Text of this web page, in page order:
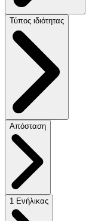
Τύπος ιδιότητας
Απόσταση
1 Ενήλικας